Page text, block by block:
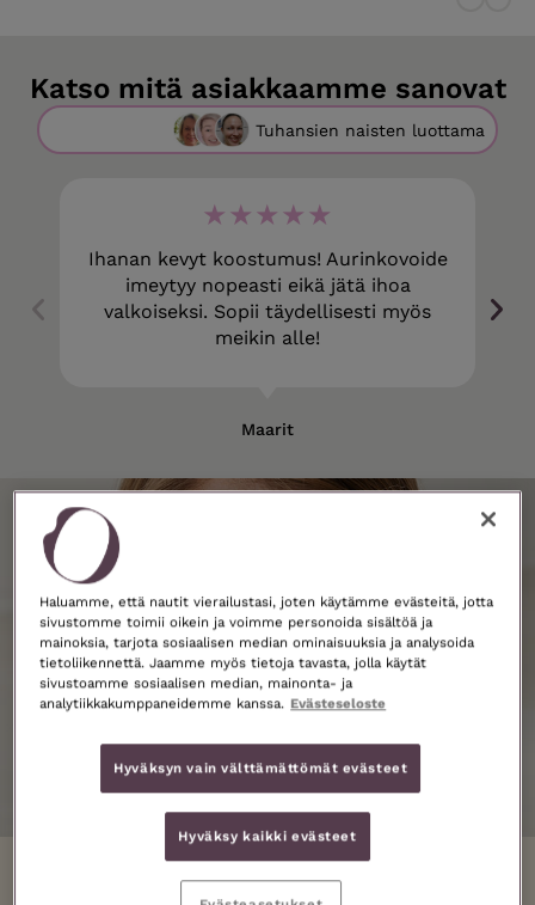
Katso mitä asiakkaamme sanovat
Tuhansien naisten luottama
★★★★★
Ihanan kevyt koostumus! Aurinkovoide
imeytyy nopeasti eikä jätä ihoa
valkoiseksi. Sopii täydellisesti myös
meikin alle!
Maarit
Hellävarainen ja tehokas
Haluamme, että nautit vierailustasi, joten käytämme evästeitä, jotta
sivustomme toimii oikein ja voimme personoida sisältöä ja
mainoksia, tarjota sosiaalisen median ominaisuuksia ja analysoida
tietoliikennettä. Jaamme myös tietoja tavasta, jolla käytät
sivustoamme sosiaalisen median, mainonta- ja
analytiikkakumppaneidemme kanssa. Evästeseloste
Hyväksyn vain välttämättömät evästeet
Hyväksy kaikki evästeet